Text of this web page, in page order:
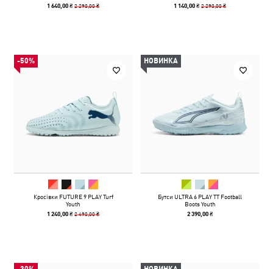
1 640,00 ₴2 290,00 ₴ 1 140,00 ₴2 290,00 ₴
-50%
Кросівки FUTURE 9 PLAY Turf
Youth
1 240,00 ₴2 490,00 ₴
НОВИНКА
Бутси ULTRA 6 PLAY TT Football
Boots Youth
2 390,00 ₴